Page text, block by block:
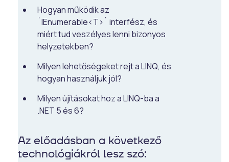
Hogyan működik az
`IEnumerable<T>` interfész, és
miért tud veszélyes lenni bizonyos
helyzetekben?
Milyen lehetőségeket rejt a LINQ, és
hogyan használjuk jól?
Milyen újításokat hoz a LINQ-ba a
.NET 5 és 6?
Az előadásban a következő
technológiákról lesz szó: